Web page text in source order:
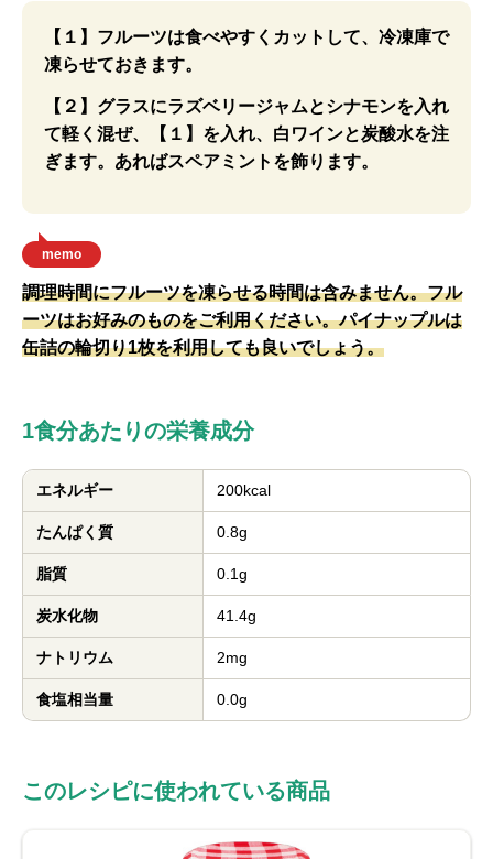
【１】フルーツは食べやすくカットして、冷凍庫で
凍らせておきます。
【２】グラスにラズベリージャムとシナモンを入れ
て軽く混ぜ、【１】を入れ、白ワインと炭酸水を注
ぎます。あればスペアミントを飾ります。
memo
調理時間にフルーツを凍らせる時間は含みません。フル
ーツはお好みのものをご利用ください。パイナップルは
缶詰の輪切り1枚を利用しても良いでしょう。
1食分あたりの栄養成分
エネルギー 200kcal
たんぱく質 0.8g
脂質 0.1g
炭水化物 41.4g
ナトリウム 2mg
食塩相当量 0.0g
このレシピに使われている商品